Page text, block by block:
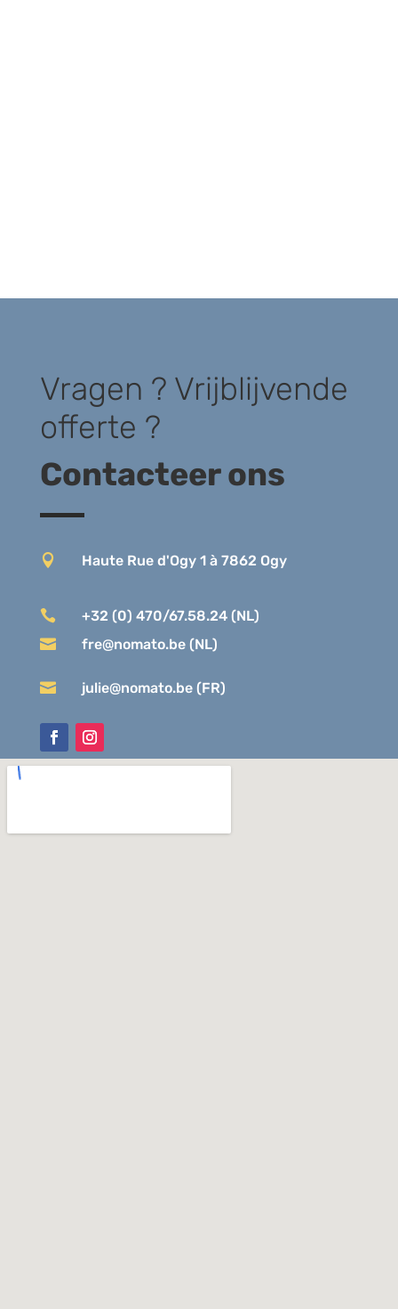
Vragen ? Vrijblijvende
offerte ?
Contacteer ons
 Haute Rue d'Ogy 1 à 7862 Ogy
 +32 (0) 470/67.58.24 (NL)
 fre@nomato.be (NL)
 julie@nomato.be (FR)